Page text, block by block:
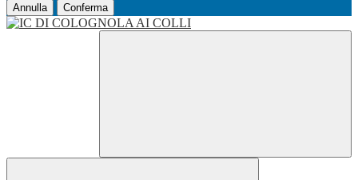
Annulla Conferma